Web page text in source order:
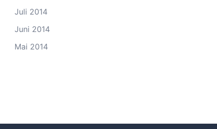
Juli 2014
Juni 2014
Mai 2014